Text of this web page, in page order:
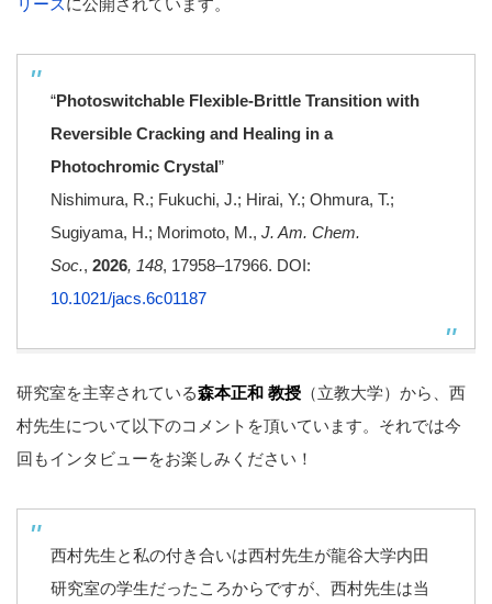
リースに公開されています。
“Photoswitchable Flexible-Brittle Transition with
Reversible Cracking and Healing in a
Photochromic Crystal”
Nishimura, R.; Fukuchi, J.; Hirai, Y.; Ohmura, T.;
Sugiyama, H.; Morimoto, M., J. Am. Chem.
Soc., 2026, 148, 17958–17966. DOI:
10.1021/jacs.6c01187
研究室を主宰されている森本正和 教授 （立教大学）から、西
村先生について以下のコメントを頂いています。それでは今
回もインタビューをお楽しみください！
西村先生と私の付き合いは西村先生が龍谷大学内田
研究室の学生だったころからですが、西村先生は当